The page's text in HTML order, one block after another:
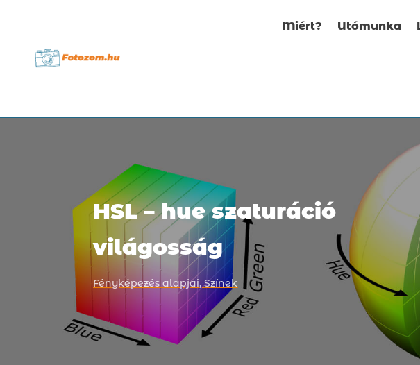
Miért? Utómunka
HSL – hue szaturáció
világosság
Fényképezés alapjai,Színek